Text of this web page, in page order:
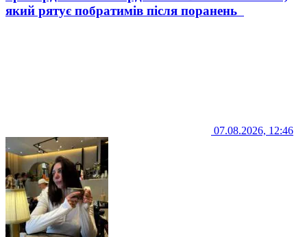
який рятує побратимів після поранень
07.08.2026, 12:46